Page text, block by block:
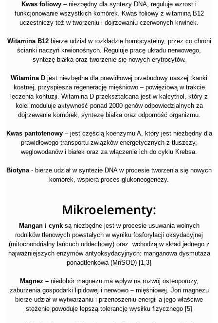
Kwas foliowy – niezbędny dla syntezy DNA, reguluje wzrost i
funkcjonowanie wszystkich komórek. Kwas foliowy z witaminą B12
uczestniczy też w tworzeniu i dojrzewaniu czerwonych krwinek.
Witamina B12bierze udział w rozkładzie homocysteiny, przez co chroni
ścianki naczyń krwionośnych. Reguluje pracę układu nerwowego,
syntezę białka oraz tworzenie się nowych erytrocytów.
Witamina D jest niezbędna dla prawidłowej przebudowy naszej tkanki
kostnej, przyspiesza regenerację mięśniowo – powięziową w trakcie
leczenia kontuzji. Witamina D przekształcana jest w kalcytriol, który z
kolei moduluje aktywność ponad 2000 genów odpowiedzialnych za
dojrzewanie komórek, syntezę białka oraz odporność organizmu.
Kwas pantotenowy– jest częścią koenzymu A, który jest niezbędny dla
prawidłowego transportu związków energetycznych z tłuszczy,
węglowodanów i białek oraz za włączenie ich do cyklu Krebsa.
Biotyna - bierze udział w syntezie DNA w procesie tworzenia się nowych
komórek, wspiera proces glukoneogenezy.
Mikroelementy:
Mangan i cynksą niezbędne jest w procesie usuwania wolnych
rodników tlenowych powstałych w wyniku fosforylacji oksydacyjnej
(mitochondrialny łańcuch oddechowy) oraz wchodzą w skład jednego z
najważniejszych enzymów antyoksydacyjnych: manganowa dysmutaza
ponadtlenkowa (MnSOD) [1,3]
Magnez – niedobór magnezu ma wpływ na rozwój osteoporozy,
zaburzenia gospodarki lipidowej i nerwowo – mięśniowej. Jon magnezu
bierze udział w wytwarzaniu i przenoszeniu energii a jego właściwe
stężenie powoduje lepszą tolerancję wysiłku fizycznego [5]